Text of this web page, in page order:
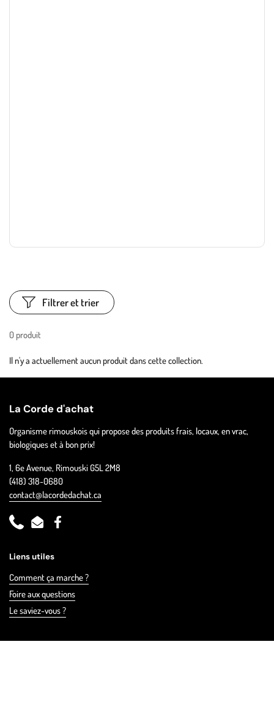
0 produit
Filtrer et trier
Il n'y a actuellement aucun produit dans cette collection.
La Corde d'achat
Organisme rimouskois qui propose des produits frais, locaux, en vrac,
biologiques et à bon prix!
1, 6e Avenue, Rimouski G5L 2M8
(418) 318-0680
contact@lacordedachat.ca
PhoneEmailFacebook
Liens utiles
Comment ça marche ?
Foire aux questions
Le saviez-vous ?